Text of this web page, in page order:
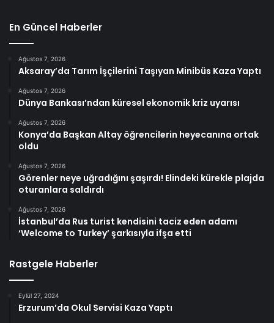
En Güncel Haberler
Ağustos 7, 2026
Aksaray’da Tarım İşçilerini Taşıyan Minibüs Kaza Yaptı
Ağustos 7, 2026
Dünya Bankası’ndan küresel ekonomik kriz uyarısı
Ağustos 7, 2026
Konya’da Başkan Altay öğrencilerin heyecanına ortak
oldu
Ağustos 7, 2026
Görenler neye uğradığını şaşırdı! Elindeki kürekle plajda
oturanlara saldırdı
Ağustos 7, 2026
İstanbul’da Rus turist kendisini taciz eden adamı
‘Welcome to Turkey’ şarkısıyla ifşa etti
Rastgele Haberler
Eylül 27, 2024
Erzurum’da Okul Servisi Kaza Yaptı